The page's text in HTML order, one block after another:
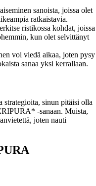
sanoista, joissa olet
ratkaistavia.
ristikossa kohdat, joissa
kun olet selvittänyt
voi viedä aikaa, joten pysy
sanaa yksi kerrallaan.
sinun pitäisi olla
-sanaan. Muista,
joten nauti